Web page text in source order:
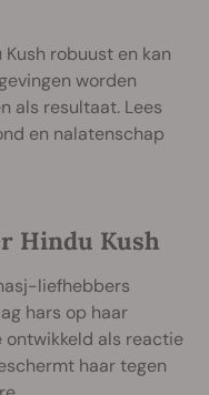
robuust en kan
worden
als resultaat. Lees
en nalatenschap
Hindu Kush
liefhebbers
hars op haar
ontwikkeld als reactie
haar tegen